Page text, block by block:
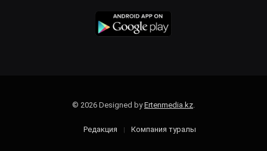
© 2026 Designed byErtenmedia.kz.
Редакция Компания туралы